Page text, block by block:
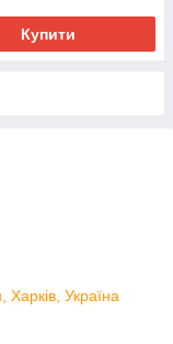
Купити
Україна